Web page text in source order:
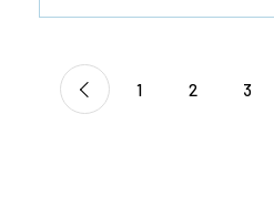
1 2 3